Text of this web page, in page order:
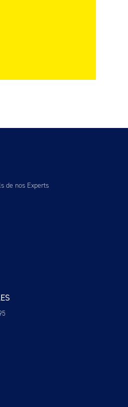
de nos Experts